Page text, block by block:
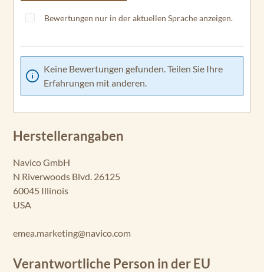
Bewertungen nur in der aktuellen Sprache anzeigen.
Keine Bewertungen gefunden. Teilen Sie Ihre
Erfahrungen mit anderen.
Herstellerangaben
Navico GmbH
N Riverwoods Blvd. 26125
60045 Illinois
USA
emea.marketing@navico.com
Verantwortliche Person in der EU